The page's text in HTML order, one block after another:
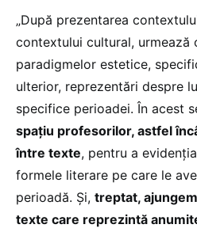
„După prezentarea
contextului cultural, urmează
paradigmelor estetice,
ulterior, reprezentări despre
specifice perioadei. În acest
spațiu profesorilor, astfel
între texte, pentru a
formele literare pe care le
perioadă. Și, treptat,
texte care reprezintă